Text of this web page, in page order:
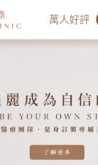
萬人好評